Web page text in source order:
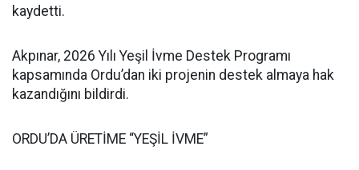
kaydetti.
Akpınar, 2026 Yılı Yeşil İvme Destek Programı
kapsamında Ordu’dan iki projenin destek almaya hak
kazandığını bildirdi.
ORDU’DA ÜRETİME “YEŞİL İVME”